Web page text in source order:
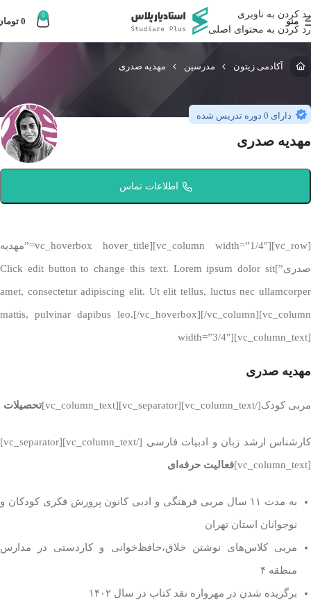
رد کردن به ناوبری
رد کردن به محتوای اصلی
منو
0
0
آکادمی زیتون مدرسین مهدیه صدری
دارای 0 دوره تدریس شده
مهدیه صدری
اطلاعات تماس
[vc_row][vc_column width=”1/4″][vc_hoverbox hover_title=”مهدیه
صدری”]Click edit button to change this text. Lorem ipsum dolor sit
amet, consectetur adipiscing elit. Ut elit tellus, luctus nec ullamcorper
mattis, pulvinar dapibus leo.[/vc_hoverbox][/vc_column][vc_column
width=”3/4″][vc_column_text]
مهدیه صدری
مربی کودک[/vc_column_text][vc_separator][vc_column_text] تحصیلات
کارشناس ارشد زبان و ادبیات فارسی [/vc_column_text][vc_separator]
[vc_column_text] فعالیت حرفه‌ای
به مدت ۱۱ سال مربی فرهنگی و ادبی کانون پرورش فکری کودکان و
نوجوانان استان تهران
مربی کلاس‌های نوشتن خلاق،حافظ‌خوانی و کاردستی در مدارس
منطقه ۴
برگزیده شدن در مهرواره نقد کتاب در سال ۱۴۰۲